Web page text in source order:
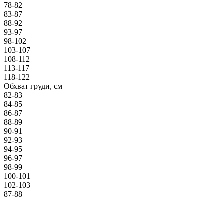
78-82
83-87
88-92
93-97
98-102
103-107
108-112
113-117
118-122
Обхват груди, см
82-83
84-85
86-87
88-89
90-91
92-93
94-95
96-97
98-99
100-101
102-103
87-88